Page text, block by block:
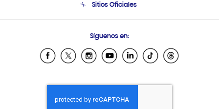
Condiciones de Compra
Soporte vía eMail
Sitios Oficiales
Samsung Ecuador
Samsung El Salvador
Samsung Honduras
Samsung Nicaragua
Síguenos en: